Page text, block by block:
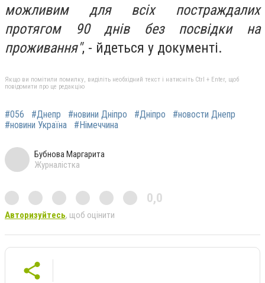
можливим для всіх постраждалих
протягом 90 днів без посвідки на
проживання", - йдеться у документі.
Якщо ви помітили помилку, виділіть необхідний текст і натисніть Ctrl + Enter, щоб
повідомити про це редакцію
#056 #Днепр #новини Дніпро #Дніпро
#новости Днепр
#новини Україна
#Німеччина
Бубнова Маргарита
Журналістка
0,0
Авторизуйтесь, щоб оцінити